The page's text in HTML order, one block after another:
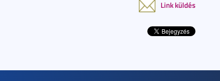
Link küldés